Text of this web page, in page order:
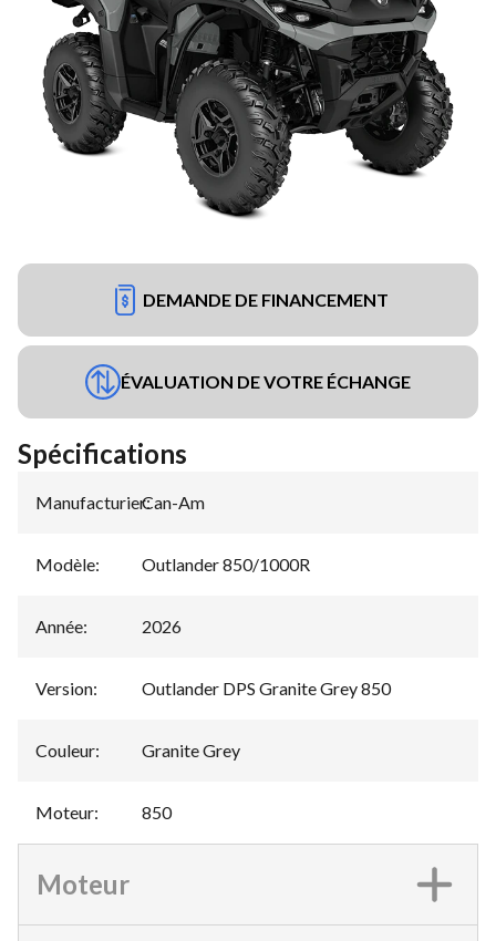
DEMANDE DE FINANCEMENT
ÉVALUATION DE VOTRE ÉCHANGE
Spécifications
Manufacturier:
Can-Am
Modèle: Outlander 850/1000R
Année: 2026
Version: Outlander DPS Granite Grey 850
Couleur: Granite Grey
Moteur: 850
Moteur